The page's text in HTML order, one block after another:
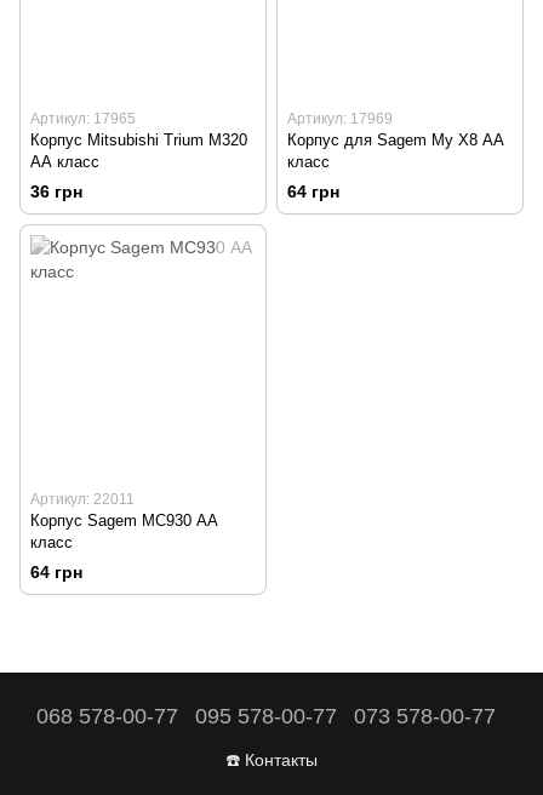
Артикул: 17965
Корпус Mitsubishi Trium M320
АА класс
36 грн
Артикул: 17969
Корпус для Sagem My X8 АА
класс
64 грн
Артикул: 22011
Корпус Sagem MC930 АА
класс
64 грн
068 578-00-77 095 578-00-77 073 578-00-77
☎️ Контакты